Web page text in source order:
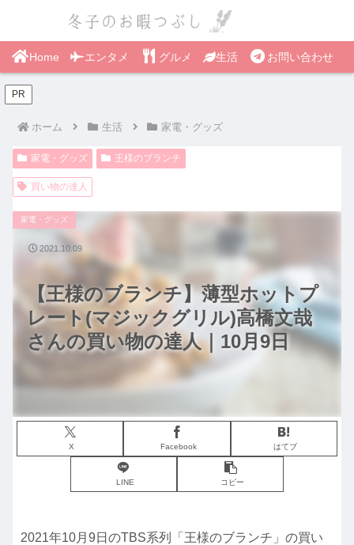
Home エンタメ グルメ 生活 お問い合わせ
PR
ホーム 生活 家電・グッズ
家電・グッズ 王様のブランチ
買い物の達人
【王様のブランチ】薄型ホットプ
レート(マジックグリル)高橋文哉
さんの買い物の達人｜10月9日
家電・グッズ
X Facebook はてブ
LINE コピー
2021.10.09
2021年10月9日のTBS系列「王様のブランチ」の買い